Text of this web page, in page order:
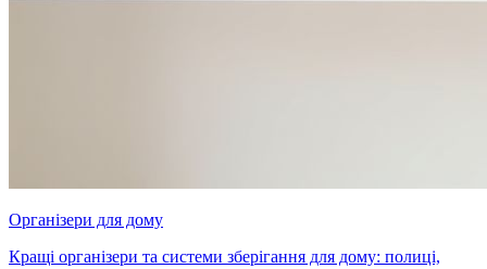
Організери для дому
Кращі організери та системи зберігання для дому: полиці,